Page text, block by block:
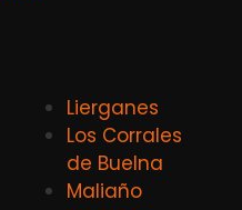
Lierganes
Los Corrales
de Buelna
Maliaño